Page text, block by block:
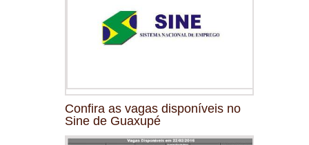
Confira as vagas disponíveis no
Sine de Guaxupé